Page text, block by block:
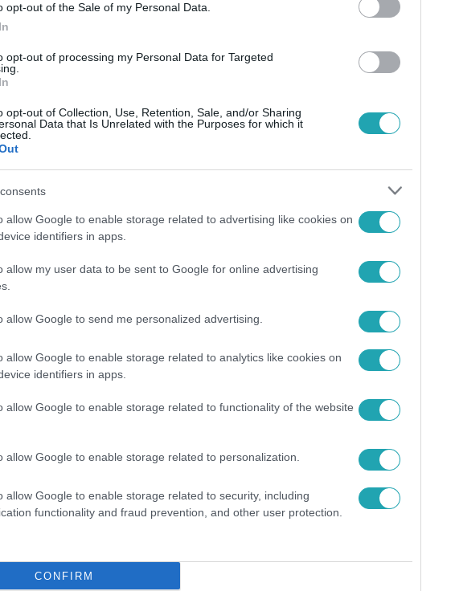
opt-out of the Sale of my Personal Data.
opt-out of processing my Personal Data for Targeted
opt-out of Collection, Use, Retention, Sale, and/or Sharing
Data that Is Unrelated with the Purposes for which it
allow Google to enable storage related to advertising like cookies on
identifiers in apps.
allow my user data to be sent to Google for online advertising
allow Google to send me personalized advertising.
allow Google to enable storage related to analytics like cookies on
identifiers in apps.
allow Google to enable storage related to functionality of the website
allow Google to enable storage related to personalization.
allow Google to enable storage related to security, including
functionality and fraud prevention, and other user protection.
CONFIRM
legyen a Google-találatokban!